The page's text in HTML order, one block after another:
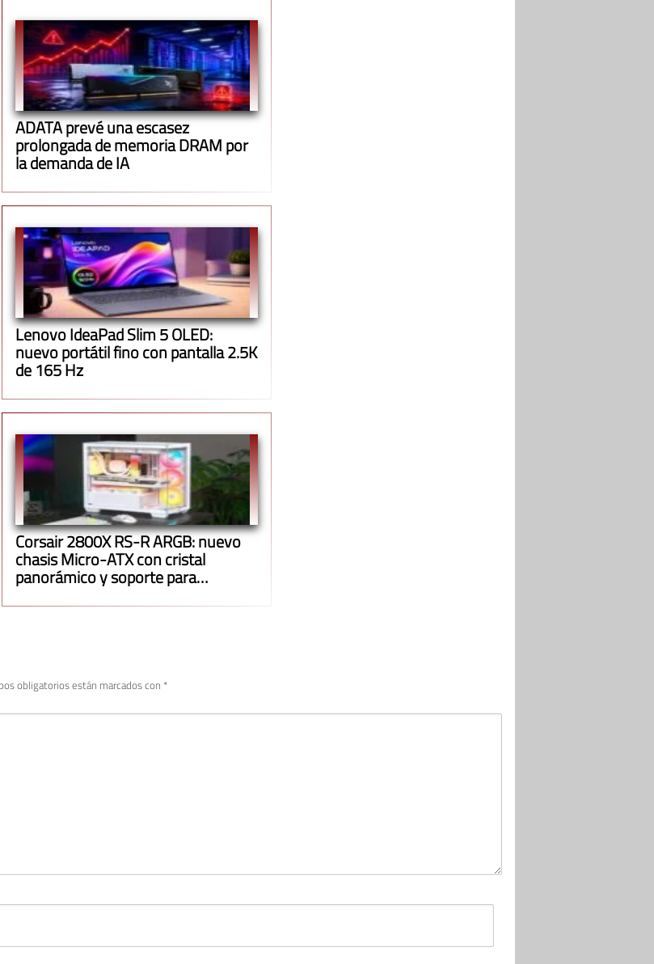
ADATA prevé una escasez
prolongada de memoria DRAM por
la demanda de IA
Lenovo IdeaPad Slim 5 OLED:
nuevo portátil fino con pantalla 2.5K
de 165 Hz
Corsair 2800X RS-R ARGB: nuevo
chasis Micro-ATX con cristal
panorámico y soporte para
obligatorios están marcados con *